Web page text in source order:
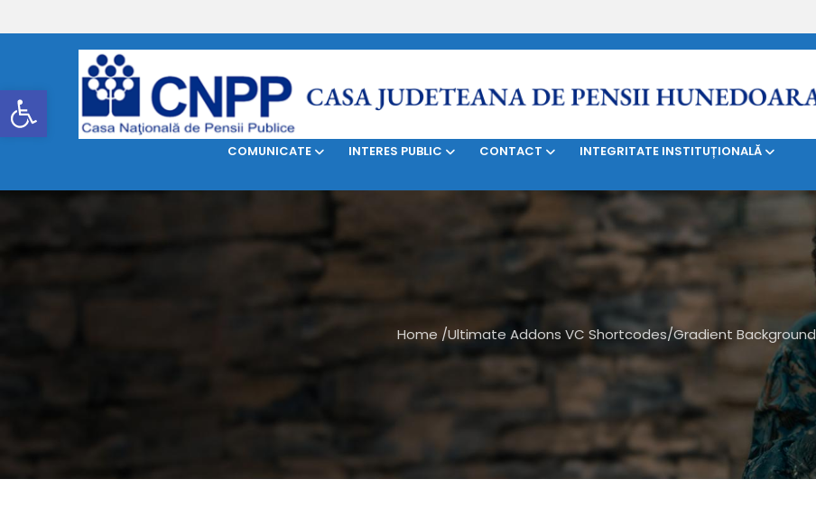
DESPRE NOI
COMUNICATE INTERES PUBLIC CONTACT INTEGRITATE INSTITUȚIONALĂ
Home /Ultimate Addons VC Shortcodes/Gradient Background
Deschide bara de unelte